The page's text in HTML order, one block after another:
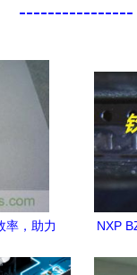
----------------
率，助力
NXP